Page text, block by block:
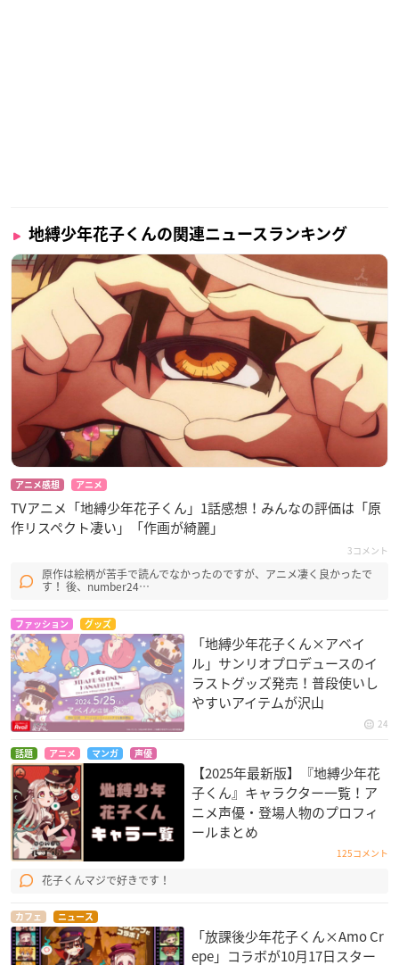
🌸土籠役 安里勇哉さんのビジュアル解禁！
教師でありながら七不思議の1人という謎多き役どころ…！
花子くん、寧々、光に加え、ほかの怪異とも関わる重要な
キャラクターです！
🌸チケットオフィシャル最速先行
明日12/13(日)23:59まで！
⚠️まもなく受付終了です⚠️https://t.co/2KpofsX0jd#花ミュ
pic.twitter.com/9xmc1GTdjy
— 【公式】「地縛少年花子くん-The Musical-」 (@hanako
_mu)December 12, 2020
設楽銀河さん、三原大樹さん、佐倉花怜さん、関根優那さ
ん、黒田昊夢さんのビジュアル解禁！
✅今回が年内最後の先行です！お見逃しなく！🙇‍♂️
e＋: https://t.co/sY6cpxiFpp
ローソン:https://t.co/CvNYRMNyWI
m/HYiBCLoRhv
— 【公式】「地縛少年花子くん-The Musical-」 (@hanako
_mu)December 16, 2020
地縛少年花子くんの関連ニュースランキング
アニメ感想 アニメ
TVアニメ「地縛少年花子くん」1話感想！みんなの評価は「原
作リスペクト凄い」「作画が綺麗」
3コメント
原作は絵柄が苦手で読んでなかったのですが、アニメ凄く良かったで
す！ 後、number24…
ファッション グッズ
「地縛少年花子くん×アベイ
ル」サンリオプロデュースのイ
ラストグッズ発売！普段使いし
やすいアイテムが沢山
24
話題 アニメ マンガ 声優
【2025年最新版】『地縛少年花
子くん』キャラクター一覧！ア
ニメ声優・登場人物のプロフィ
ールまとめ
125コメント
花子くんマジで好きです！
カフェ ニュース
「放課後少年花子くん×Amo Cr
epe」コラボが10月17日スター